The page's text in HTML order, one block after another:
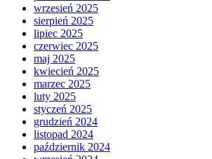
wrzesień 2025
sierpień 2025
lipiec 2025
czerwiec 2025
maj 2025
kwiecień 2025
marzec 2025
luty 2025
styczeń 2025
grudzień 2024
listopad 2024
październik 2024